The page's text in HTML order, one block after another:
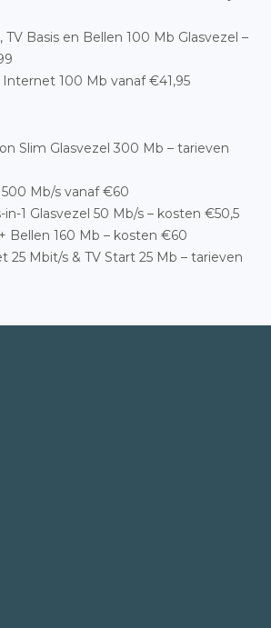
Basis en Bellen 100 Mb Glasvezel –
Internet 100 Mb vanaf €41,95
Slim Glasvezel 300 Mb – tarieven
Mb/s vanaf €60
in-1 Glasvezel 50 Mb/s – kosten €50,5
Bellen 160 Mb – kosten €60
25 Mbit/s & TV Start 25 Mb – tarieven